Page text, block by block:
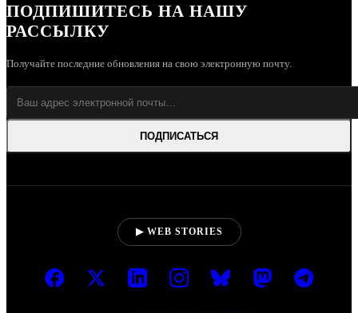
ПОДПИШИТЕСЬ НА НАШУ
РАССЫЛКУ
Получайте последние обновления на свою электронную почту.
ПОДПИСАТЬСЯ
▶ WEB STORIES